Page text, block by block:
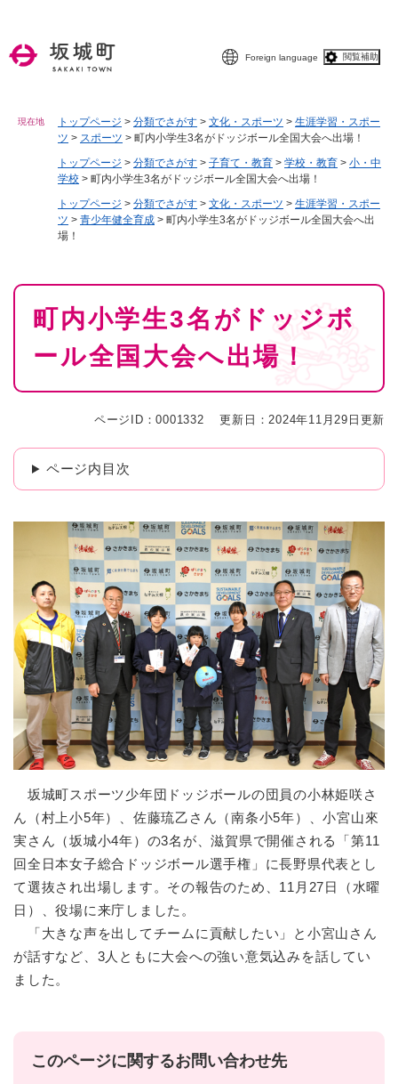
Foreign language 閲覧補助
現在地 トップページ > 分類でさがす > 文化・スポーツ > 生涯学習・スポー
ツ > スポーツ > 町内小学生3名がドッジボール全国大会へ出場！
トップページ > 分類でさがす > 子育て・教育 > 学校・教育 > 小・中
学校 > 町内小学生3名がドッジボール全国大会へ出場！
トップページ > 分類でさがす > 文化・スポーツ > 生涯学習・スポー
ツ > 青少年健全育成 > 町内小学生3名がドッジボール全国大会へ出
場！
本
町内小学生3名がドッジボ
ール全国大会へ出場！
ページID：0001332 更新日：2024年11月29日更新
ページ内目次
坂城町スポーツ少年団ドッジボールの団員の小林姫咲さ
ん（村上小5年）、佐藤琉乙さん（南条小5年）、小宮山來
実さん（坂城小4年）の3名が、滋賀県で開催される「第11
回全日本女子総合ドッジボール選手権」に長野県代表とし
て選抜され出場します。その報告のため、11月27日（水曜
日）、役場に来庁しました。
「大きな声を出してチームに貢献したい」と小宮山さん
が話すなど、3人ともに大会への強い意気込みを話してい
ました。
このページに関するお問い合わせ先